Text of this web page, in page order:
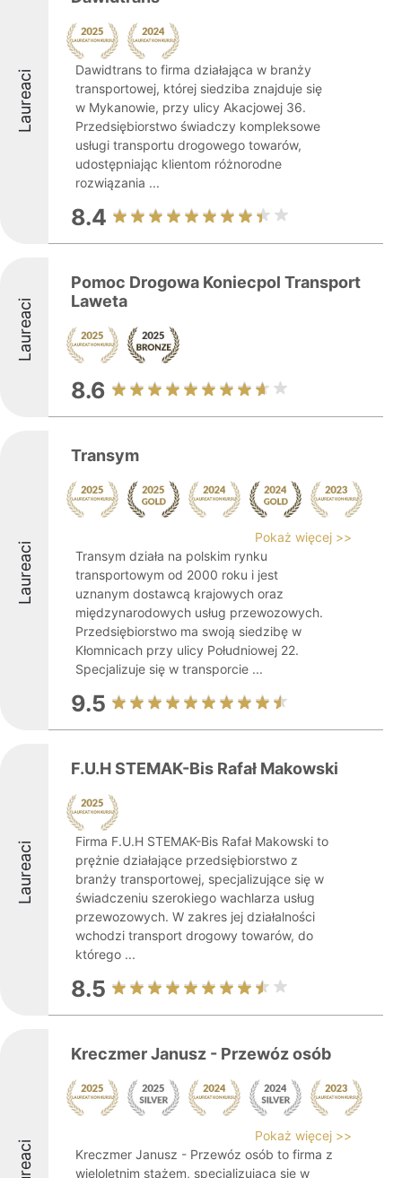
Laureaci
Dawidtrans to firma działająca w branży
transportowej, której siedziba znajduje się
w Mykanowie, przy ulicy Akacjowej 36.
Przedsiębiorstwo świadczy kompleksowe
usługi transportu drogowego towarów,
udostępniając klientom różnorodne
rozwiązania ...
8.4
Laureaci
Pomoc Drogowa Koniecpol Transport
Laweta
8.6
Laureaci
Transym
Pokaż więcej >>
Transym działa na polskim rynku
transportowym od 2000 roku i jest
uznanym dostawcą krajowych oraz
międzynarodowych usług przewozowych.
Przedsiębiorstwo ma swoją siedzibę w
Kłomnicach przy ulicy Południowej 22.
Specjalizuje się w transporcie ...
9.5
Laureaci
F.U.H STEMAK-Bis Rafał Makowski
Firma F.U.H STEMAK-Bis Rafał Makowski to
prężnie działające przedsiębiorstwo z
branży transportowej, specjalizujące się w
świadczeniu szerokiego wachlarza usług
przewozowych. W zakres jej działalności
wchodzi transport drogowy towarów, do
którego ...
8.5
Kreczmer Janusz - Przewóz osób
Pokaż więcej >>
Kreczmer Janusz - Przewóz osób to firma z
wieloletnim stażem, specjalizująca się w